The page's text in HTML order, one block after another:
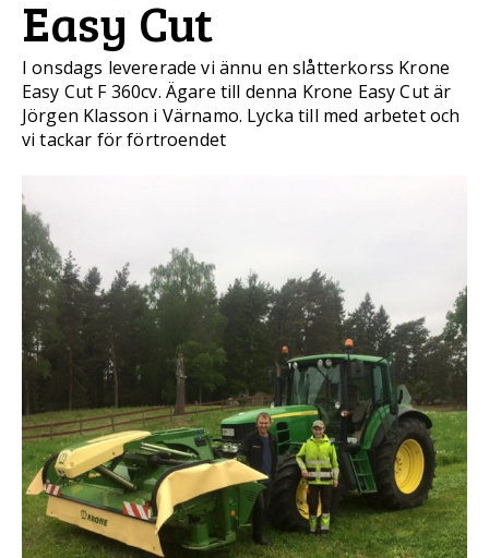
Easy Cut
I onsdags levererade vi ännu en slåtterkorss Krone
Easy Cut F 360cv. Ägare till denna Krone Easy Cut är
Jörgen Klasson i Värnamo. Lycka till med arbetet och
vi tackar för förtroendet